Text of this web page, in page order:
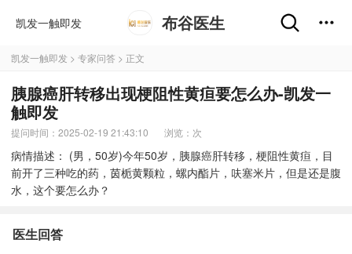
凯发一触即发 布谷医生
凯发一触即发 > 专家问答 > 正文
胰腺癌肝转移出现梗阻性黄疸要怎么办-凯发一
触即发
提问时间：2025-02-19 21:43:10 浏览： 次
病情描述： (男，50岁)今年50岁，胰腺癌肝转移，梗阻性黄疸，目
前开了三种吃的药，茵栀黄颗粒，螺内酯片，呋塞米片，但是还是腹
水，这个要怎么办？
医生回答